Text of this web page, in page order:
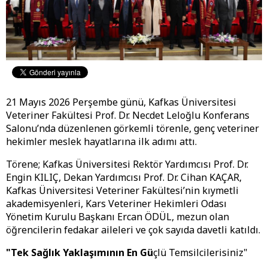
21 Mayıs 2026 Perşembe günü, Kafkas Üniversitesi
Veteriner Fakültesi Prof. Dr. Necdet Leloğlu Konferans
Salonu’nda düzenlenen görkemli törenle, genç veteriner
hekimler meslek hayatlarına ilk adımı attı.
Törene; Kafkas Üniversitesi Rektör Yardımcısı Prof. Dr.
Engin KILIÇ, Dekan Yardımcısı Prof. Dr. Cihan KAÇAR,
Kafkas Üniversitesi Veteriner Fakültesi’nin kıymetli
akademisyenleri, Kars Veteriner Hekimleri Odası
Yönetim Kurulu Başkanı Ercan ÖDÜL, mezun olan
öğrencilerin fedakar aileleri ve çok sayıda davetli katıldı.
"Tek Sağlık Yaklaşımının En Güçlü Temsilcilerisiniz"